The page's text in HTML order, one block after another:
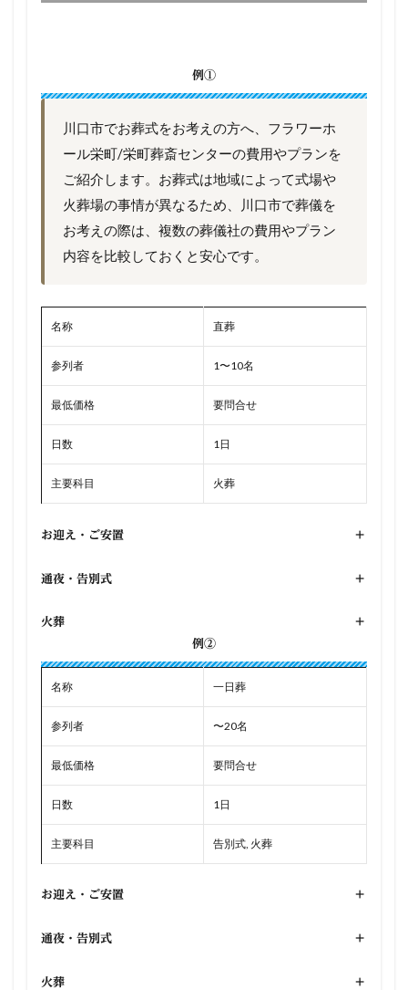
例①
川口市でお葬式をお考えの方へ、フラワーホ
ール栄町/栄町葬斎センターの費用やプランを
ご紹介します。お葬式は地域によって式場や
火葬場の事情が異なるため、川口市で葬儀を
お考えの際は、複数の葬儀社の費用やプラン
内容を比較しておくと安心です。
名称 直葬
参列者 1〜10名
最低価格 要問合せ
日数 1日
主要科目 火葬
お迎え・ご安置 +
通夜・告別式 +
火葬
+
例②
名称 一日葬
参列者 〜20名
最低価格 要問合せ
日数 1日
主要科目 告別式, 火葬
お迎え・ご安置 +
通夜・告別式 +
火葬
+